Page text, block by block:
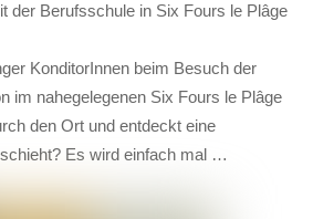
der Berufsschule in Six Fours le Plâge
KonditorInnen beim Besuch der
im nahegelegenen Six Fours le Plâge
den Ort und entdeckt eine
Es wird einfach mal …